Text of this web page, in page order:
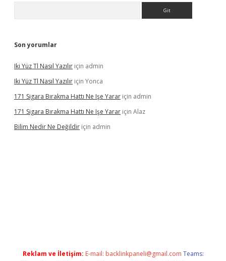
Son yorumlar
Iki Yüz Tl Nasıl Yazılır için admin
Iki Yüz Tl Nasıl Yazılır için Yonca
171 Sigara Bırakma Hattı Ne Işe Yarar için admin
171 Sigara Bırakma Hattı Ne Işe Yarar için Alaz
Bilim Nedir Ne Değildir için admin
Reklam ve İletişim: E-mail: backlinkpaneli@gmail.com Teams: